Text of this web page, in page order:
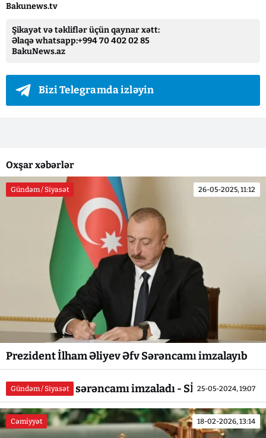
Bakunews.tv
Şikayət və təkliflər üçün qaynar xətt:
Əlaqə whatsapp:+994 70 402 02 85
BakuNews.az
Bizi Telegramda izləyin
Oxşar xəbərlər
Gündəm / Siyasət 26-05-2025, 11:12
Prezident İlham Əliyev Əfv Sərəncamı imzalayıb
Gündəm / Siyasət 25-05-2024, 19:07
Prezident əfv sərəncamı imzaladı - SİYAHI
Cəmiyyət 18-02-2026, 13:14